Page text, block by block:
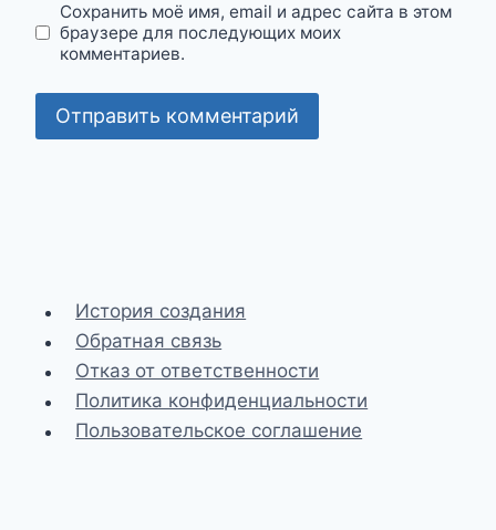
Сохранить моё имя, email и адрес сайта в этом
браузере для последующих моих
комментариев.
История создания
Обратная связь
Отказ от ответственности
Политика конфиденциальности
Пользовательское соглашение